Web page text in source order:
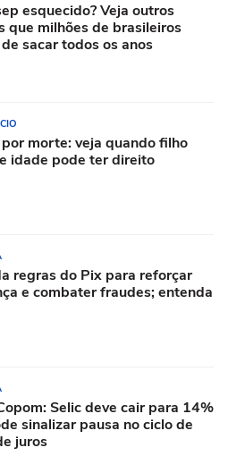
esquecido? Veja outros
que milhões de brasileiros
sacar todos os anos
morte: veja quando filho
idade pode ter direito
regras do Pix para reforçar
e combater fraudes; entenda
Selic deve cair para 14%
sinalizar pausa no ciclo de
juros